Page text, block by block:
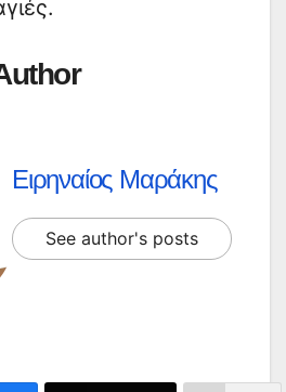
Ειρηναίος Μαράκης
See author's posts